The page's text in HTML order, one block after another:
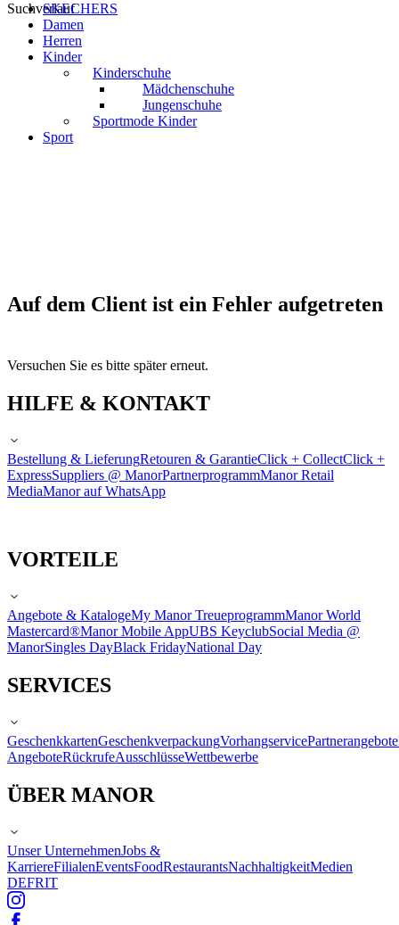
SuchverlaufSKECHERS
Damen
Herren
Kinder
Kinderschuhe
Mädchenschuhe
Jungenschuhe
Sportmode Kinder
Sport
Auf dem Client ist ein Fehler aufgetreten
Versuchen Sie es bitte später erneut.
HILFE & KONTAKT
Bestellung & LieferungRetouren & GarantieClick + CollectClick +
ExpressSuppliers @ ManorPartnerprogrammManor Retail
MediaManor auf WhatsApp
VORTEILE
Angebote & KatalogeMy Manor TreueprogrammManor World
Mastercard®Manor Mobile AppUBS KeyclubSocial Media @
ManorSingles DayBlack FridayNational Day
SERVICES
GeschenkkartenGeschenkverpackungVorhangservicePartnerangebote
AngeboteRückrufeAusschlüsseWettbewerbe
ÜBER MANOR
Unser UnternehmenJobs &
KarriereFilialenEventsFoodRestaurantsNachhaltigkeitMedien
DEFRIT